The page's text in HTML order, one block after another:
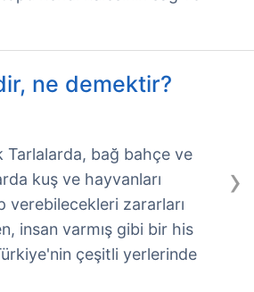
ne demektir?
›
Tarlalarda, bağ bahçe ve
kuş ve hayvanları
verebilecekleri zararları
insan varmış gibi bir his
çeşitli yerlerinde